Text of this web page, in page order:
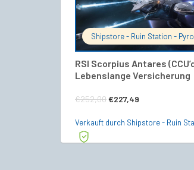
Shipstore - Ruin Station - Pyro
RSI Scorpius Antares
Lebenslange Versicherung
€252,00Ursprünglicher
€227,49
Verkauft durch Shipstore - Ruin